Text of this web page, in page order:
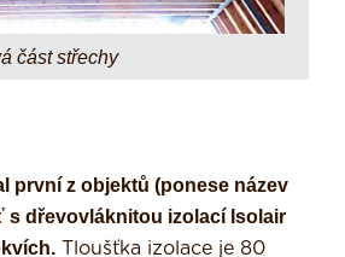
část střechy
první z objektů (ponese název
s dřevovláknitou izolací Isolair
Tloušťka izolace je 80